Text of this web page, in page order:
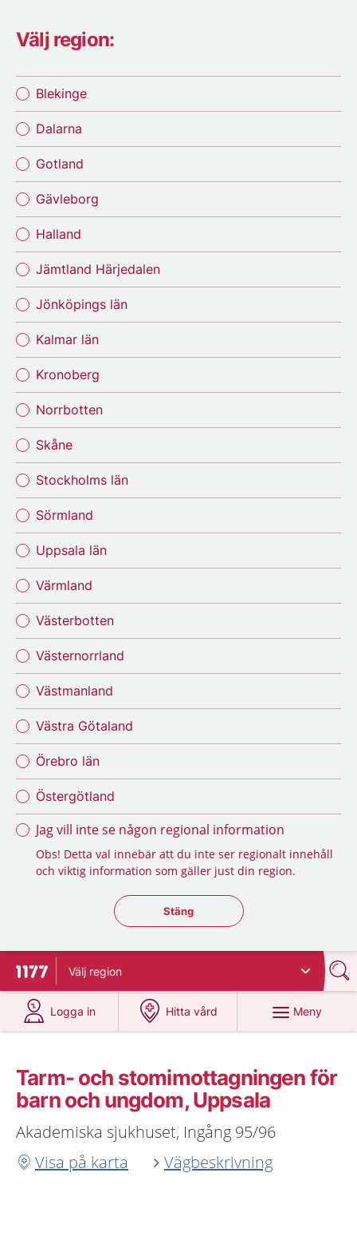
Välj region:
Blekinge
Dalarna
Gotland
Gävleborg
Halland
Jämtland Härjedalen
Jönköpings län
Kalmar län
Kronoberg
Norrbotten
Skåne
Stockholms län
Sörmland
Uppsala län
Värmland
Västerbotten
Västernorrland
Västmanland
Västra Götaland
Örebro län
Östergötland
Jag vill inte se någon regional information
Obs! Detta val innebär att du inte ser regionalt innehåll
och viktig information som gäller just din region.
Stäng regionsväljaren
Stäng
Till startsidan för 1177
Välj region
Logga in
på 1177.se
Hitta vård
på 1177.se
Meny
Tarm- och stomimottagningen för
barn och ungdom, Uppsala
Akademiska sjukhuset, Ingång 95/96
Visa på karta
Vägbeskrivning